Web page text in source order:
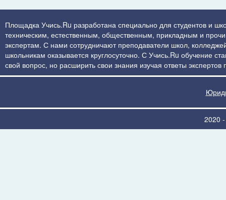
Площадка Учись.Ru разработана специально для студентов и
техническим, естественным, общественным, прикладным и
экспертам. С нами сотрудничают преподаватели школ,
школьникам оказывается круглосуточно. С Учись.Ru обучение
свой вопрос, но расширить свои знания изучая ответы
2020